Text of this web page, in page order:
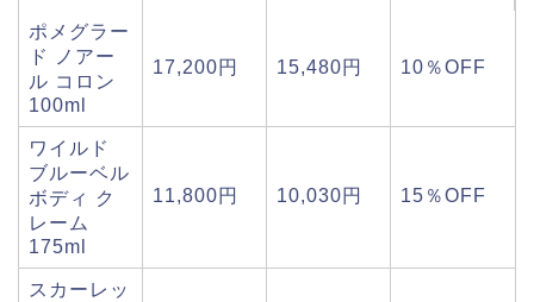
ポメグラー
ド ノアー
ル コロン
100ml
17,200円 15,480円 10％OFF
ワイルド
ブルーベル
ボディ ク
レーム
175ml
11,800円 10,030円 15％OFF
スカーレッ